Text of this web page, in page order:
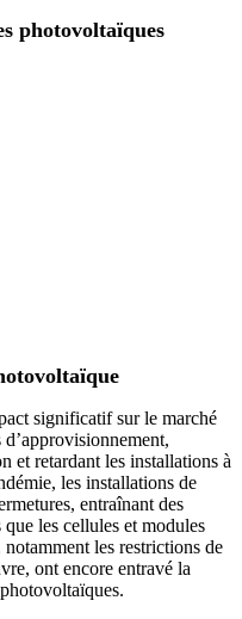
photovoltaïques
significatif sur le marché
et retardant les installations à
les installations de
entraînant des
que les cellules et modules
les restrictions de
ont encore entravé la